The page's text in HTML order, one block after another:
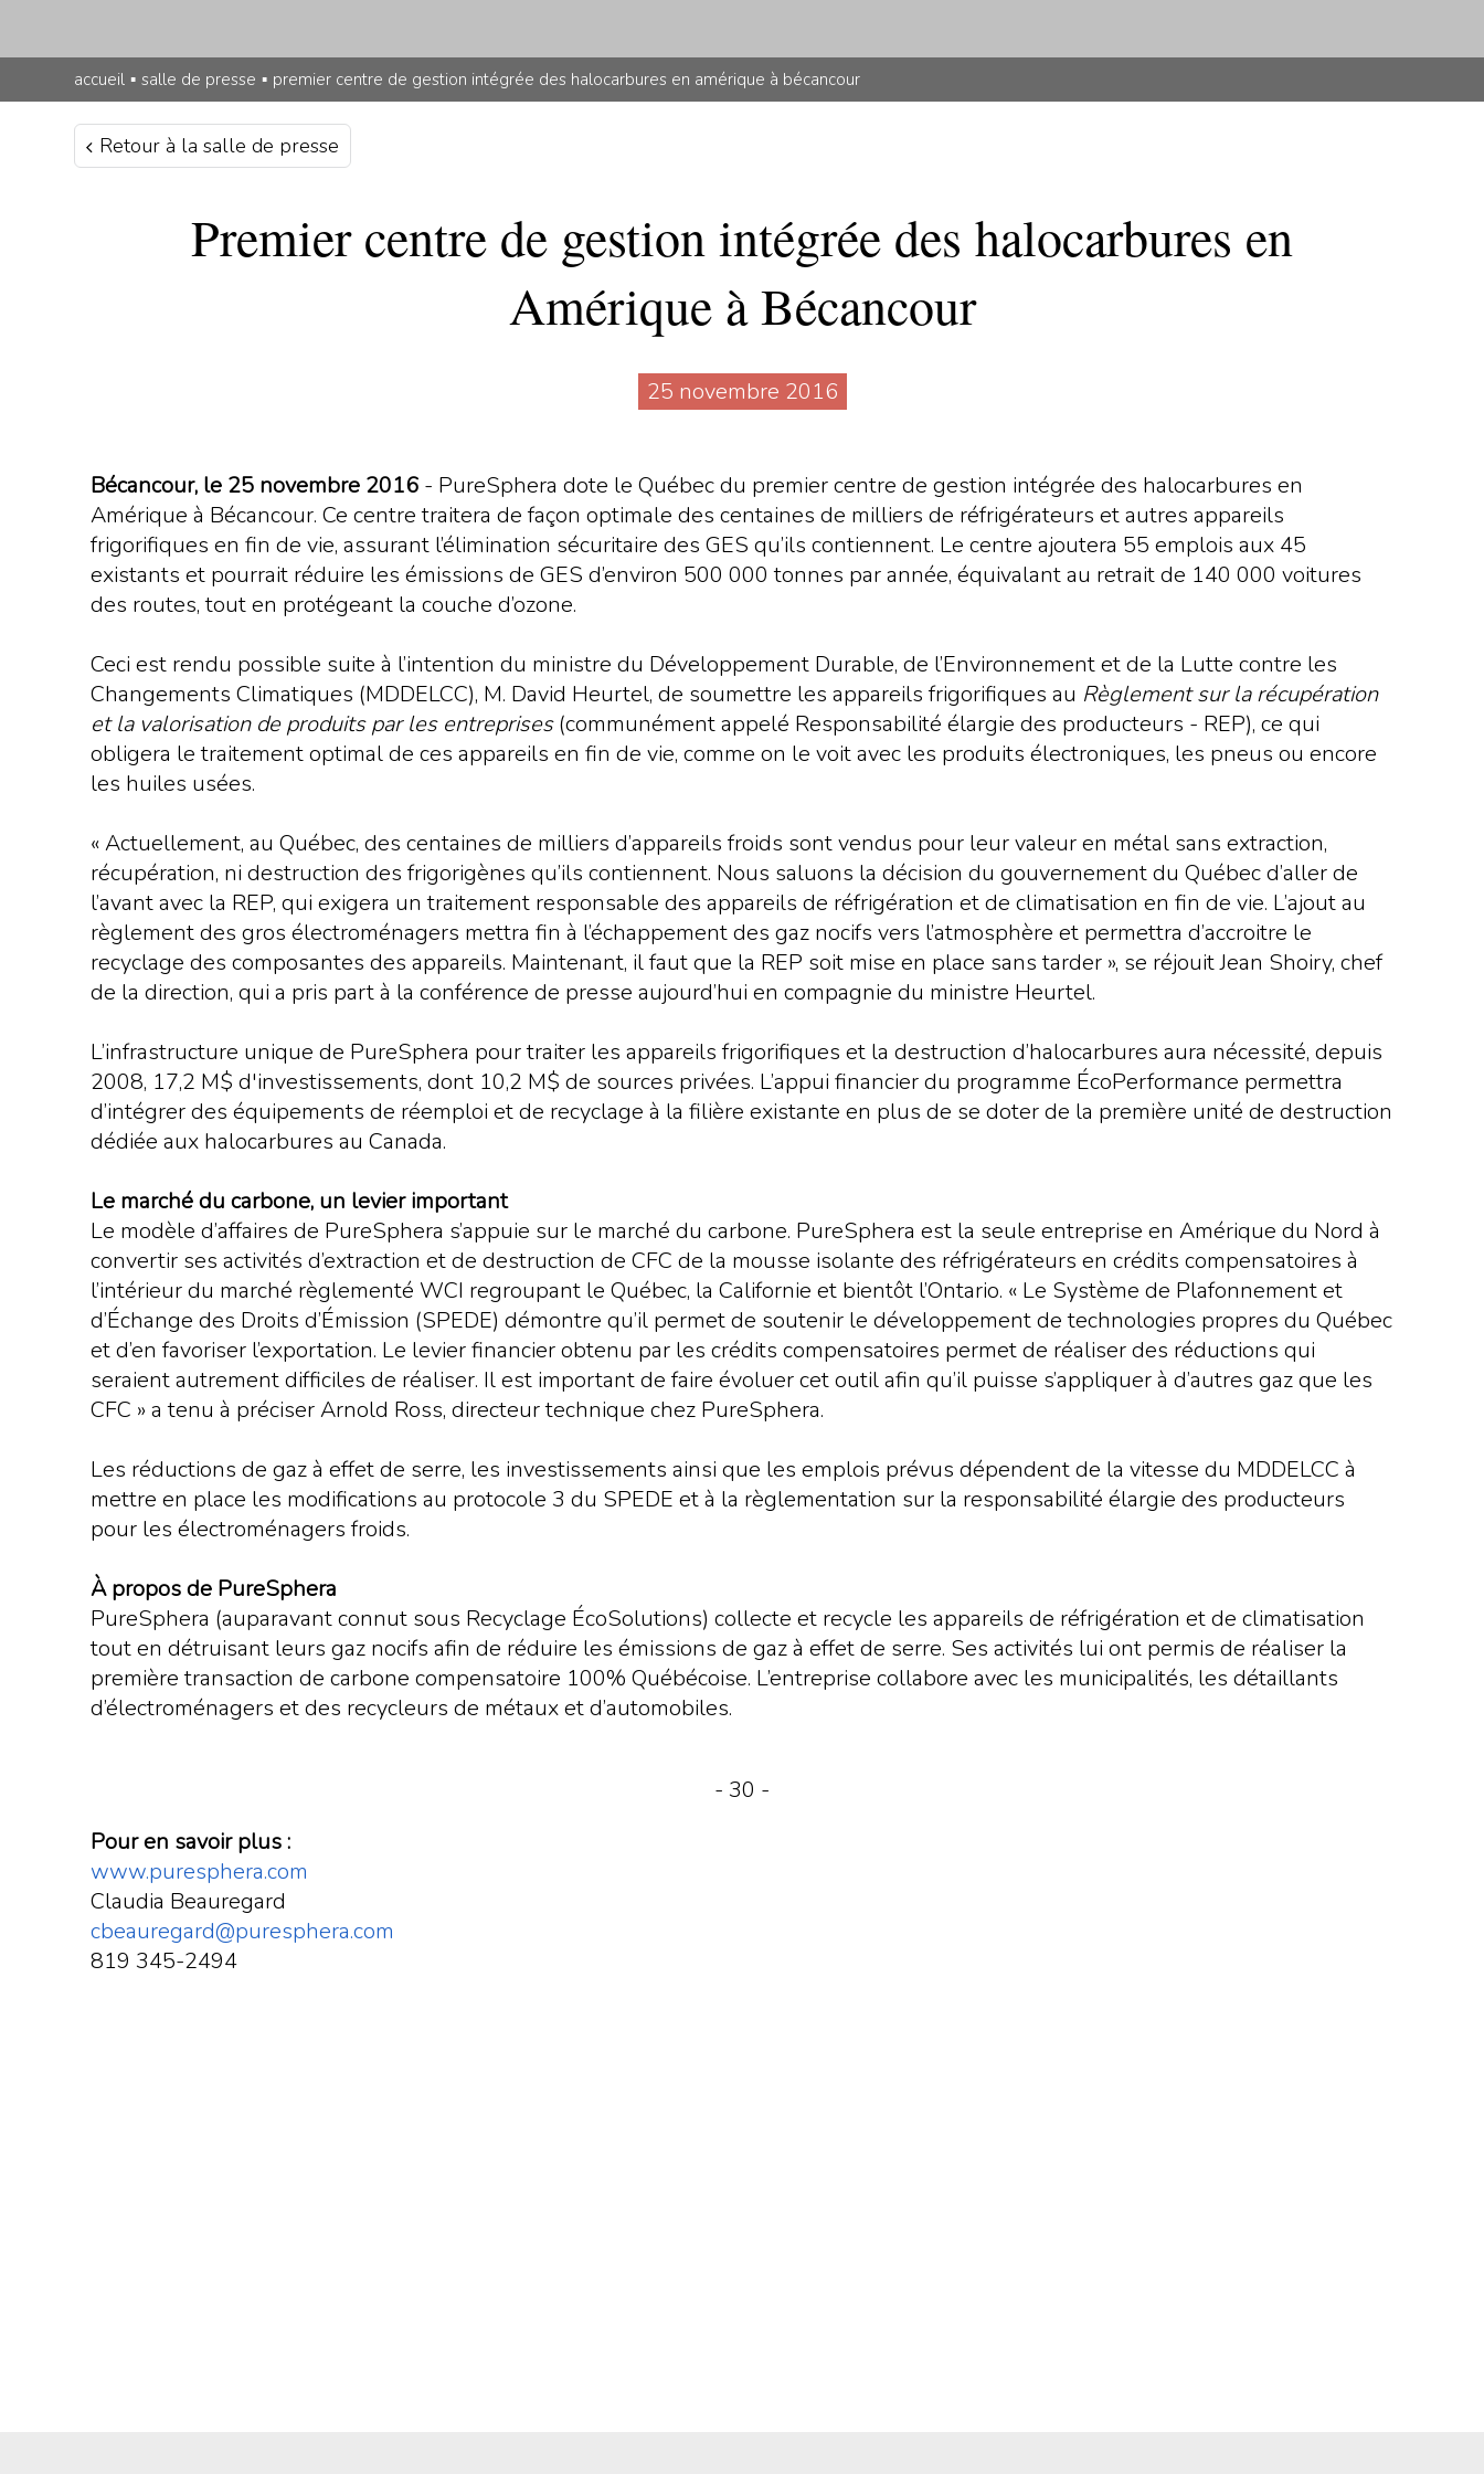
accueil ▪ salle de presse ▪ premier centre de gestion intégrée des halocarbures en amérique à bécancour
Retour à la salle de presse
Premier centre de gestion intégrée des halocarbures en
Amérique à Bécancour
25 novembre 2016
Bécancour, le 25 novembre 2016 - PureSphera dote le Québec du premier centre de gestion intégrée des halocarbures en
Amérique à Bécancour. Ce centre traitera de façon optimale des centaines de milliers de réfrigérateurs et autres appareils
frigorifiques en fin de vie, assurant l’élimination sécuritaire des GES qu’ils contiennent. Le centre ajoutera 55 emplois aux 45
existants et pourrait réduire les émissions de GES d’environ 500 000 tonnes par année, équivalant au retrait de 140 000 voitures
des routes, tout en protégeant la couche d’ozone.
Ceci est rendu possible suite à l’intention du ministre du Développement Durable, de l’Environnement et de la Lutte contre les
Changements Climatiques (MDDELCC), M. David Heurtel, de soumettre les appareils frigorifiques au Règlement sur la récupération
et la valorisation de produits par les entreprises(communément appelé Responsabilité élargie des producteurs - REP), ce qui
obligera le traitement optimal de ces appareils en fin de vie, comme on le voit avec les produits électroniques, les pneus ou encore
les huiles usées.
« Actuellement, au Québec, des centaines de milliers d’appareils froids sont vendus pour leur valeur en métal sans extraction,
récupération, ni destruction des frigorigènes qu’ils contiennent. Nous saluons la décision du gouvernement du Québec d’aller de
l’avant avec la REP, qui exigera un traitement responsable des appareils de réfrigération et de climatisation en fin de vie. L’ajout au
règlement des gros électroménagers mettra fin à l’échappement des gaz nocifs vers l’atmosphère et permettra d’accroitre le
recyclage des composantes des appareils. Maintenant, il faut que la REP soit mise en place sans tarder », se réjouit Jean Shoiry, chef
de la direction, qui a pris part à la conférence de presse aujourd’hui en compagnie du ministre Heurtel.
L’infrastructure unique de PureSphera pour traiter les appareils frigorifiques et la destruction d’halocarbures aura nécessité, depuis
2008, 17,2 M$ d'investissements, dont 10,2 M$ de sources privées. L’appui financier du programme ÉcoPerformance permettra
d’intégrer des équipements de réemploi et de recyclage à la filière existante en plus de se doter de la première unité de destruction
dédiée aux halocarbures au Canada.
Le marché du carbone, un levier important
Le modèle d’affaires de PureSphera s’appuie sur le marché du carbone. PureSphera est la seule entreprise en Amérique du Nord à
convertir ses activités d’extraction et de destruction de CFC de la mousse isolante des réfrigérateurs en crédits compensatoires à
l’intérieur du marché règlementé WCI regroupant le Québec, la Californie et bientôt l’Ontario. « Le Système de Plafonnement et
d’Échange des Droits d’Émission (SPEDE) démontre qu’il permet de soutenir le développement de technologies propres du Québec
et d’en favoriser l’exportation. Le levier financier obtenu par les crédits compensatoires permet de réaliser des réductions qui
seraient autrement difficiles de réaliser. Il est important de faire évoluer cet outil afin qu’il puisse s’appliquer à d’autres gaz que les
CFC » a tenu à préciser Arnold Ross, directeur technique chez PureSphera.
Les réductions de gaz à effet de serre, les investissements ainsi que les emplois prévus dépendent de la vitesse du MDDELCC à
mettre en place les modifications au protocole 3 du SPEDE et à la règlementation sur la responsabilité élargie des producteurs
pour les électroménagers froids.
À propos de PureSphera
PureSphera (auparavant connut sous Recyclage ÉcoSolutions) collecte et recycle les appareils de réfrigération et de climatisation
tout en détruisant leurs gaz nocifs afin de réduire les émissions de gaz à effet de serre. Ses activités lui ont permis de réaliser la
première transaction de carbone compensatoire 100% Québécoise. L’entreprise collabore avec les municipalités, les détaillants
d’électroménagers et des recycleurs de métaux et d’automobiles.
- 30 -
Pour en savoir plus :
www.puresphera.com
Claudia Beauregard
cbeauregard@puresphera.com
819 345-2494